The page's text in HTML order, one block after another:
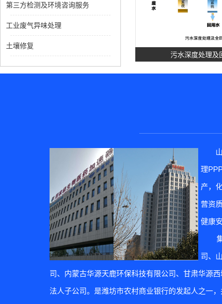
第三方检测及环境咨询服务
工业废气异味处理
土壤修复
污水深度处理及
土壤修复
理
产，
营资
健康
集团
司、
司、内蒙古华源天鹿环保科技有限公司、甘肃华源
法人子公司。是潍坊市农村商业银行的发起人之一